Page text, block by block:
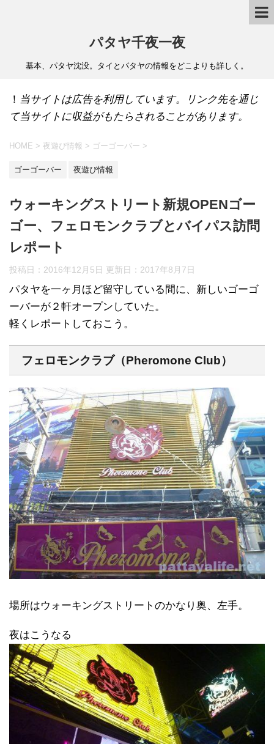
パタヤ千夜一夜
基本、パタヤ沈没。タイとパタヤの情報をどこよりも詳しく。
！ 当サイトは広告を利用しています。リンク先を通じ
て当サイトに収益がもたらされることがあります。
HOME > 夜遊び情報 > ゴーゴーバー >
ゴーゴーバー 夜遊び情報
ウォーキングストリート新規OPENゴー
ゴー、フェロモンクラブとバイパス訪問
レポート
投稿日：2016年12月5日 更新日： 2017年8月7日
パタヤを一ヶ月ほど留守している間に、新しいゴーゴ
ーバーが２軒オープンしていた。
軽くレポートしておこう。
フェロモンクラブ（Pheromone Club）
場所はウォーキングストリートのかなり奥、左手。
夜はこうなる